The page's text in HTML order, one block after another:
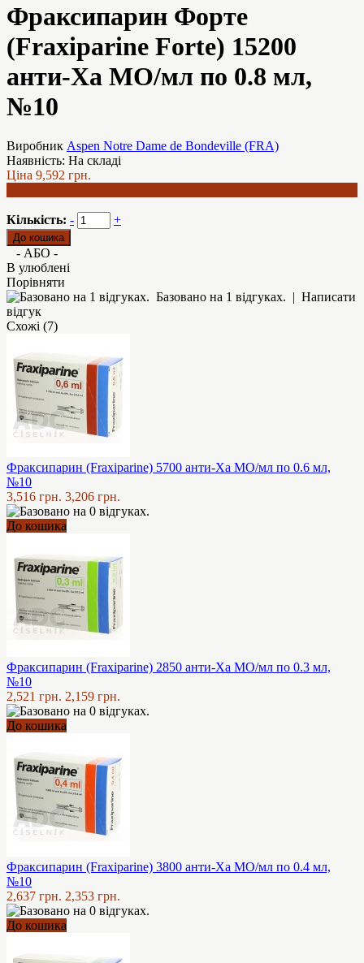
Фраксипарин Форте
(Fraxiparine Forte) 15200
анти-Ха МО/мл по 0.8 мл,
№10
Виробник Aspen Notre Dame de Bondeville (FRA)
Наявність: На складі
Ціна 9,592 грн.
Кількість: - +
- АБО -
В улюблені
Порівняти
Базовано на 1 відгуках. | Написати
відгук
Схожі (7)
Фраксипарин (Fraxiparine) 5700 анти-Ха МО/мл по 0.6 мл,
№10
3,516 грн. 3,206 грн.
До кошика
Фраксипарин (Fraxiparine) 2850 анти-Ха МО/мл по 0.3 мл,
№10
2,521 грн. 2,159 грн.
До кошика
Фраксипарин (Fraxiparine) 3800 анти-Ха МО/мл по 0.4 мл,
№10
2,637 грн. 2,353 грн.
До кошика